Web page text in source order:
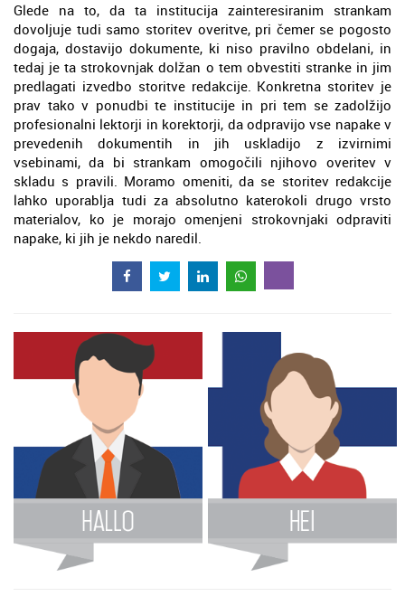
Glede na to, da ta institucija zainteresiranim strankam
dovoljuje tudi samo storitev overitve, pri čemer se pogosto
dogaja, dostavijo dokumente, ki niso pravilno obdelani, in
tedaj je ta strokovnjak dolžan o tem obvestiti stranke in jim
predlagati izvedbo storitve redakcije. Konkretna storitev je
prav tako v ponudbi te institucije in pri tem se zadolžijo
profesionalni lektorji in korektorji, da odpravijo vse napake v
prevedenih dokumentih in jih uskladijo z izvirnimi
vsebinami, da bi strankam omogočili njihovo overitev v
skladu s pravili. Moramo omeniti, da se storitev redakcije
lahko uporablja tudi za absolutno katerokoli drugo vrsto
materialov, ko je morajo omenjeni strokovnjaki odpraviti
napake, ki jih je nekdo naredil.